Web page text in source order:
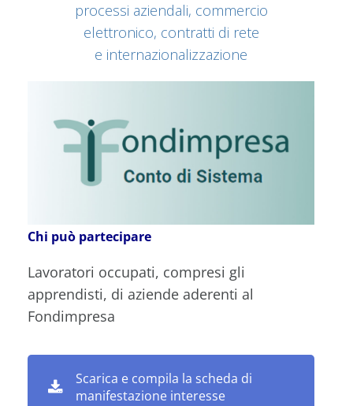
processi aziendali, commercio
elettronico, contratti di rete
e internazionalizzazione
Chi può partecipare
Lavoratori occupati, compresi gli
apprendisti, di aziende aderenti al
Fondimpresa
Scarica e compila la scheda di
manifestazione interesse